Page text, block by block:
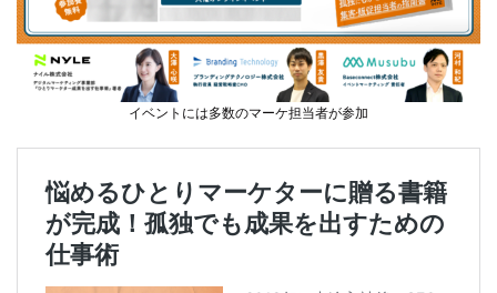
イベントには多数のマーケ担当者が参加